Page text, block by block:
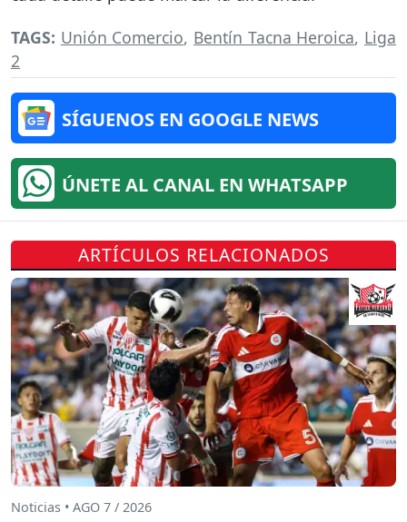
TAGS: Unión Comercio, Bentín Tacna Heroica, Liga
2
SÍGUENOS EN GOOGLE NEWS
ÚNETE AL CANAL EN WHATSAPP
ARTÍCULOS RELACIONADOS
Noticias • AGO 7 / 2026